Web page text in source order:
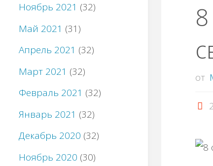
от
Ноябрь 2021 (32)
Май 2021 (31)
Апрель 2021 (32)
Март 2021 (32)
Февраль 2021 (32)
Январь 2021 (32)
Декабрь 2020 (32)
Ноябрь 2020 (30)